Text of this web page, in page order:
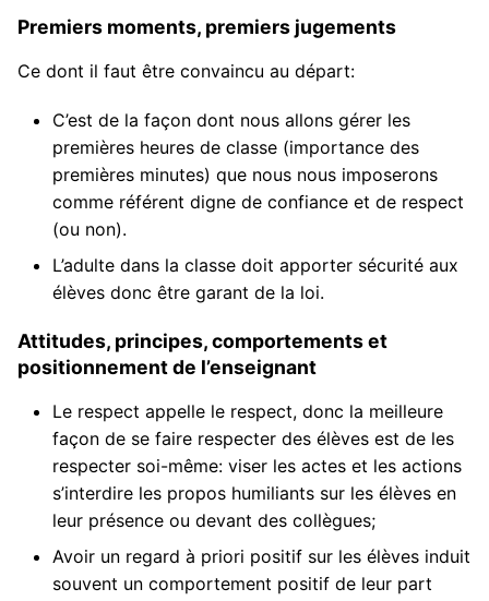
Premiers moments, premiers jugements
Ce dont il faut être convaincu au départ:
C’est de la façon dont nous allons gérer les
premières heures de classe (importance des
premières minutes) que nous nous imposerons
comme référent digne de confiance et de respect
(ou non).
L’adulte dans la classe doit apporter sécurité aux
élèves donc être garant de la loi.
Attitudes, principes, comportements et
positionnement de l’enseignant
Le respect appelle le respect, donc la meilleure
façon de se faire respecter des élèves est de les
respecter soi-même: viser les actes et les actions
s’interdire les propos humiliants sur les élèves en
leur présence ou devant des collègues;
Avoir un regard à priori positif sur les élèves induit
souvent un comportement positif de leur part